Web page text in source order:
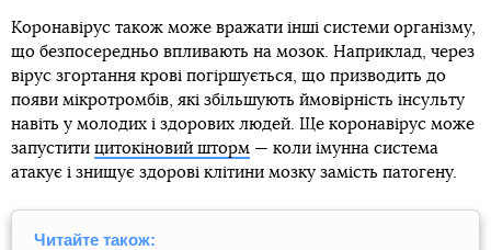
Коронавірус також може вражати інші системи організму,
що безпосередньо впливають на мозок. Наприклад, через
вірус згортання крові погіршується, що призводить до
появи мікротромбів, які збільшують ймовірність інсульту
навіть у молодих і здорових людей. Ще коронавірус може
запустити цитокіновий шторм — коли імунна система
атакує і знищує здорові клітини мозку замість патогену.
Читайте також: